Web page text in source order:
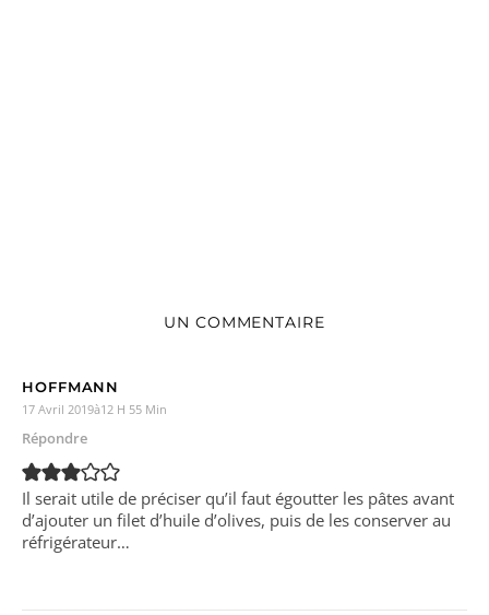
UN COMMENTAIRE
HOFFMANN
17 Avril 2019à12 H 55 Min
Répondre
Il serait utile de préciser qu’il faut égoutter les pâtes avant
d’ajouter un filet d’huile d’olives, puis de les conserver au
réfrigérateur…